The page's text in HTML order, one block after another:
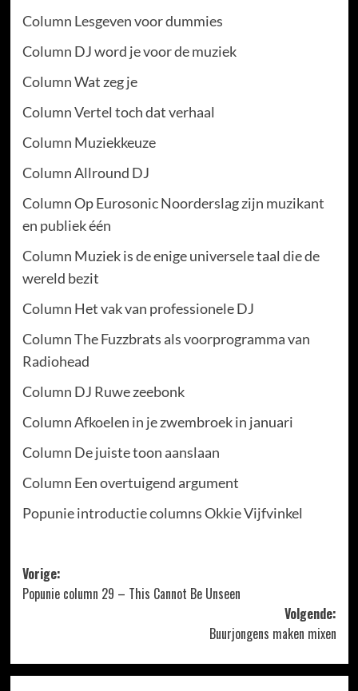
Column Lesgeven voor dummies
Column DJ word je voor de muziek
Column Wat zeg je
Column Vertel toch dat verhaal
Column Muziekkeuze
Column Allround DJ
Column Op Eurosonic Noorderslag zijn muzikant
en publiek één
Column Muziek is de enige universele taal die de
wereld bezit
Column Het vak van professionele DJ
Column The Fuzzbrats als voorprogramma van
Radiohead
Column DJ Ruwe zeebonk
Column Afkoelen in je zwembroek in januari
Column De juiste toon aanslaan
Column Een overtuigend argument
Popunie introductie columns Okkie Vijfvinkel
Bericht
navigatie
Vorige:
Popunie column 29 – This Cannot Be Unseen
Volgende:
Buurjongens maken mixen